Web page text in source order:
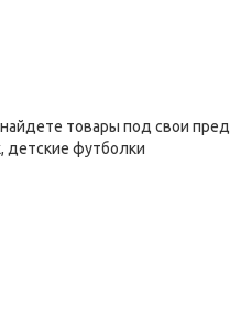
товары под свои
детские футболки